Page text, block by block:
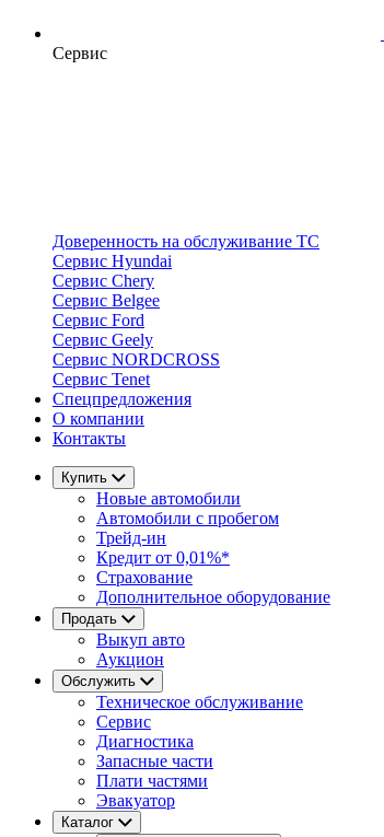
Сервис
Доверенность на обслуживание ТС
Сервис Hyundai
Сервис Chery
Сервис Belgee
Сервис Ford
Сервис Geely
Сервис NORDCROSS
Сервис Tenet
Спецпредложения
О компании
Контакты
Купить
Новые автомобили
Автомобили с пробегом
Трейд-ин
Кредит от 0,01%*
Страхование
Дополнительное оборудование
Продать
Выкуп авто
Аукцион
Обслужить
Техническое обслуживание
Сервис
Диагностика
Запасные части
Плати частями
Эвакуатор
Каталог